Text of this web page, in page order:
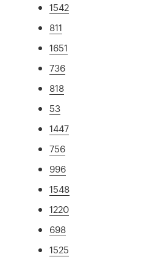
1542
811
1651
736
818
53
1447
756
996
1548
1220
698
1525